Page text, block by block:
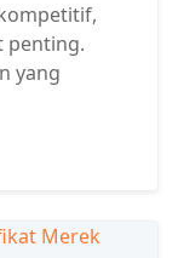
penting.
yang